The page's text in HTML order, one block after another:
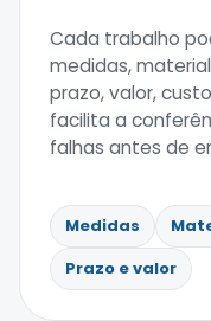
Cada trabalho
medidas,
prazo, valor,
facilita a
falhas antes de
Medidas
Prazo e valor